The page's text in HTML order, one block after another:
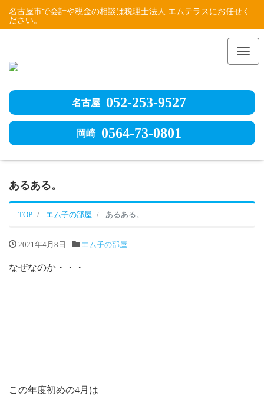
名古屋市で会計や税金の相談は税理士法人 エムテラスにお任せく
ださい。
名古屋 052-253-9527
岡崎 0564-73-0801
あるある。
TOP エム子の部屋 あるある。
2021年4月8日 エム子の部屋
なぜなのか・・・
この年度初めの4月は